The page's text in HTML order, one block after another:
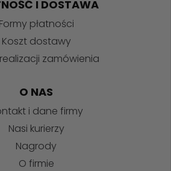
I DOSTAWA
Formy płatności
Koszt dostawy
zamówienia
O NAS
i dane firmy
Nasi kurierzy
Nagrody
O firmie